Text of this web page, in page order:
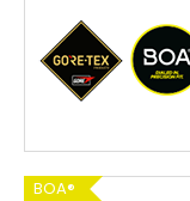
BOA®